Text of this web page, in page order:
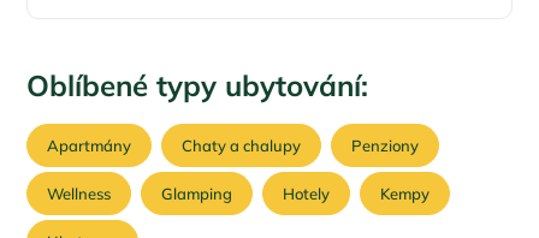
Oblíbené typy ubytování:
Apartmány Chaty a chalupy Penziony
Wellness Glamping Hotely Kempy